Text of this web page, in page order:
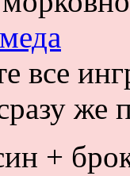
меда
все
же
+